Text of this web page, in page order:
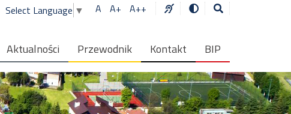
A A+ A++
Select Language ▼
Aktualności Przewodnik Kontakt BIP